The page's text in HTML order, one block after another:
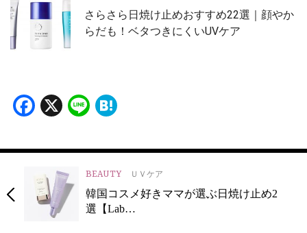
さらさら日焼け止めおすすめ22選｜顔やか
らだも！ベタつきにくいUVケア
Facebook
X Line
BEAUTY ＵＶケア
韓国コスメ好きママが選ぶ日焼け止め2
選【Lab…